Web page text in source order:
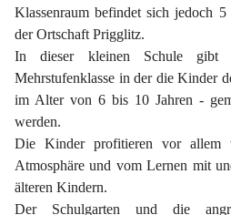
Klassenraum befindet sich jedoch
der Ortschaft Prigglitz.
In dieser kleinen Schule
Mehrstufenklasse in der die Kinder
im Alter von 6 bis 10 Jahren -
werden.
Die Kinder profitieren vor allem
Atmosphäre und vom Lernen mit
älteren Kindern.
Der Schulgarten und die